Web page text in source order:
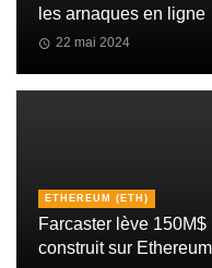
les arnaques en ligne
22 mai 2024
ETHEREUM (ETH)
Farcaster lève 150M$
construit sur Ethereum